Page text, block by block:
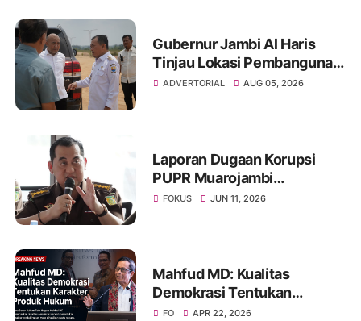
Gubernur Jambi Al Haris
Tinjau Lokasi Pembangunan
Sekolah Rakyat dan Lokasi
ADVERTORIAL AUG 05, 2026
Laporan Dugaan Korupsi
PUPR Muarojambi
Dilimpahkan, Muncul
FOKUS JUN 11, 2026
Mahfud MD: Kualitas
Demokrasi Tentukan
Karakter Produk Hukum
FO APR 22, 2026